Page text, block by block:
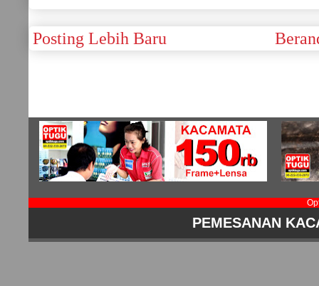
Posting Lebih Baru
PEMESANAN